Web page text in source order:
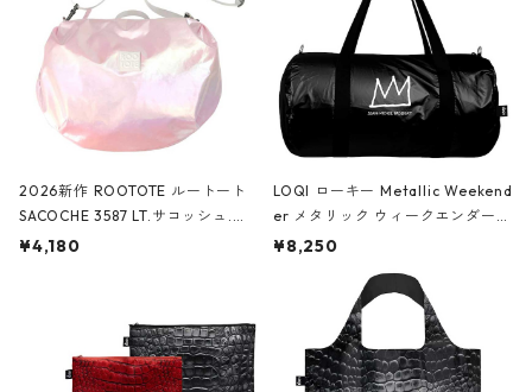
2026新作 ROOTOTE ルートート
SACOCHE 3587 LT.サコッシュ.ル
ミエ-B ショルダーバッグ グロスピ
¥4,180
LOQI ローキー Metallic Weekend
er メタリック ウィークエンダー
ボストンバッグ ショルダーバッグ
Black ジャン=ミッシェル・バスキ
ア/クラウン ブラック
¥8,250